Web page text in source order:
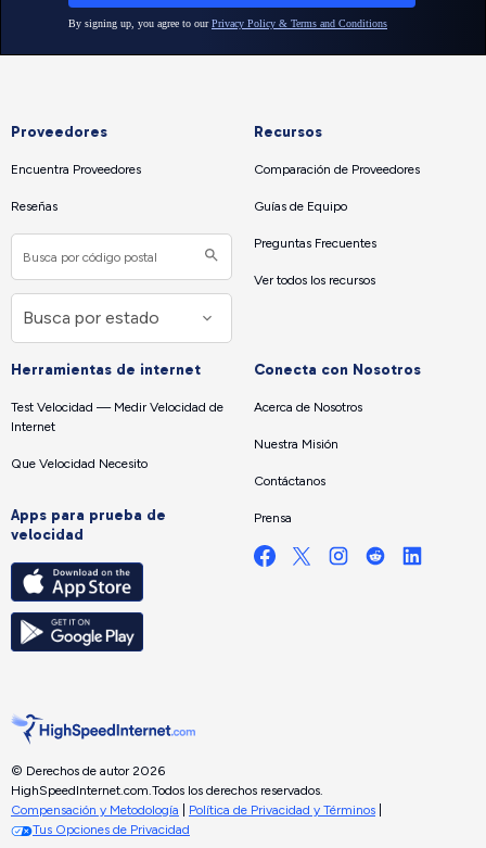
Proveedores
Encuentra Proveedores
Reseñas
Recursos
Comparación de Proveedores
Guías de Equipo
Preguntas Frecuentes
Ver todos los recursos
Herramientas de internet
Test Velocidad — Medir Velocidad de
Internet
Que Velocidad Necesito
Apps para prueba de
velocidad
Conecta con Nosotros
Acerca de Nosotros
Nuestra Misión
Contáctanos
Prensa
© Derechos de autor 2026
HighSpeedInternet.com. Todos los derechos reservados.
Compensación y Metodología
Política de Privacidad y Términos
Tus Opciones de Privacidad